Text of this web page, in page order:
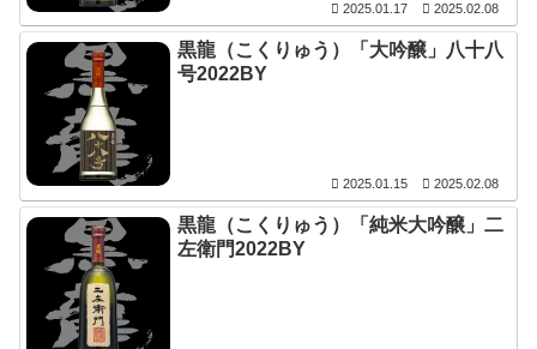
2025.01.17 2025.02.08
黒龍（こくりゅう）「大吟醸」八十八
号2022BY
2025.01.15 2025.02.08
黒龍（こくりゅう）「純米大吟醸」二
左衛門2022BY